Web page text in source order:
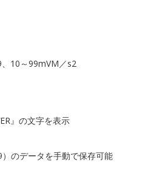
10～99mVM／s2
』の文字を表示
のデータを手動で保存可能